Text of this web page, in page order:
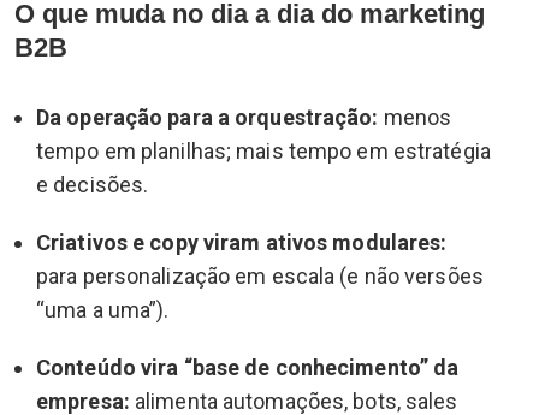
O que muda no dia a dia do marketing
B2B
Da operação para a orquestração: menos
tempo em planilhas; mais tempo em estratégia
e decisões.
Criativos e copy viram ativos modulares:
para personalização em escala (e não versões
“uma a uma”).
Conteúdo vira “base de conhecimento” da
empresa: alimenta automações, bots, sales